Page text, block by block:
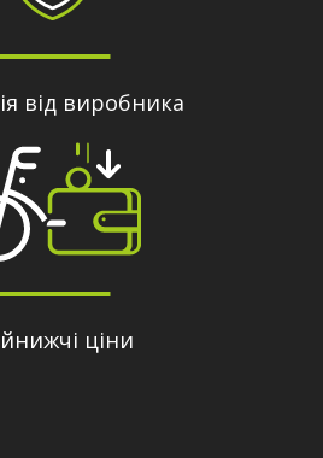
від виробника
ціни